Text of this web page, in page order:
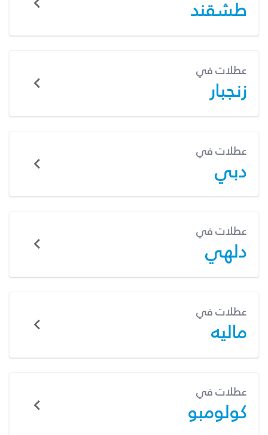
طشقند
عطلات في
زنجبار
عطلات في
دبي
عطلات في
دلهي
عطلات في
ماليه
عطلات في
كولومبو